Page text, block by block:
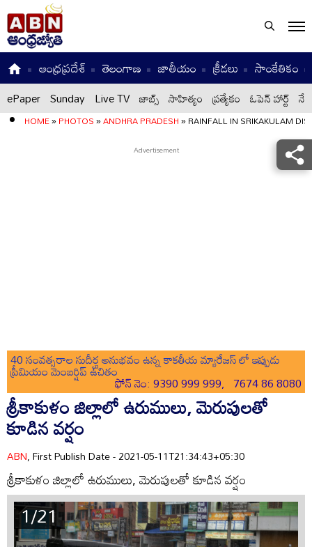
ఆంధ్రప్రదేశ్ తెలంగాణ జాతీయం క్రీడలు సాంకేతికం
ePaper Sunday Live TV జాబ్స్ సాహిత్యం ప్రత్యేకం ఓపెన్ హార్ట్
HOME»PHOTOS»ANDHRA PRADESH»RAINFALL IN SRIKAKULAM
40 సంవత్సరాల సుదీర్ఘ అనుభవం ఉన్న కాకతీయ మ్యారేజస్ లో ఇప్పుడు
ప్రీమియం మెంబర్షిప్ ఉచితం
ఫోన్ నెం: 9390 999 999, 7674 86 8080
శ్రీకాకుళం జిల్లాలో ఉరుములు, మెరుపులతో
కూడిన వర్షం
ABN, First Publish Date - 2021-05-11T21:34:43+05:30
శ్రీకాకుళం జిల్లాలో ఉరుములు, మెరుపులతో కూడిన వర్షం
1/21